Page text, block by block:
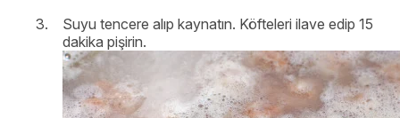
Suyu tencere alıp kaynatın. Köfteleri ilave edip 15
dakika pişirin.